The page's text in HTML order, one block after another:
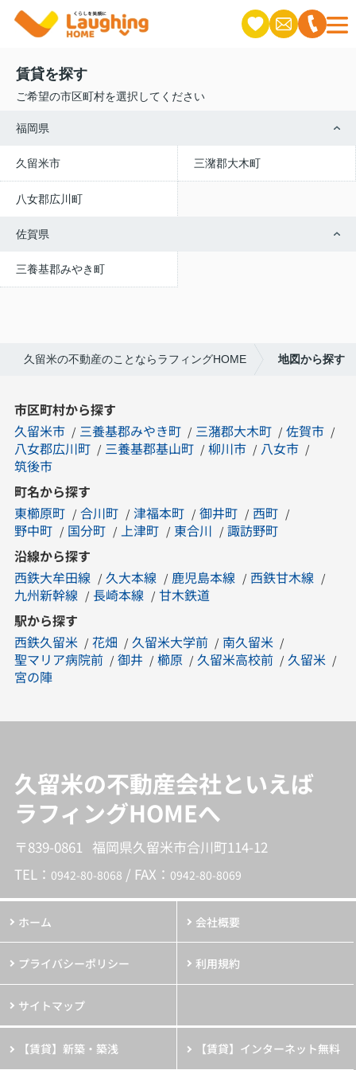
賃貸を探す
ご希望の市区町村を選択してください
福岡県
久留米市 三潴郡大木町
八女郡広川町
佐賀県
三養基郡みやき町
久留米の不動産のことならラフィングHOME 地図から探す
市区町村から探す
久留米市
三養基郡みやき町 三潴郡大木町
佐賀市
八女郡広川町
三養基郡基山町 柳川市
八女市
筑後市
町名から探す
東櫛原町
合川町 津福本町 御井町
西町
野中町
国分町 上津町 東合川
諏訪野町
沿線から探す
西鉄大牟田線
久大本線 鹿児島本線
西鉄甘木線
九州新幹線
長崎本線
甘木鉄道
駅から探す
西鉄久留米
花畑 久留米大学前
南久留米
聖マリア病院前
御井 櫛原 久留米高校前
久留米
宮の陣
久留米の不動産会社といえば
ラフィングHOMEへ
〒839-0861 福岡県久留米市合川町114-12
TEL： 0942-80-8068 / FAX： 0942-80-8069
ホーム 会社概要
プライバシーポリシー 利用規約
サイトマップ
【賃貸】新築・築浅 【賃貸】インターネット無料